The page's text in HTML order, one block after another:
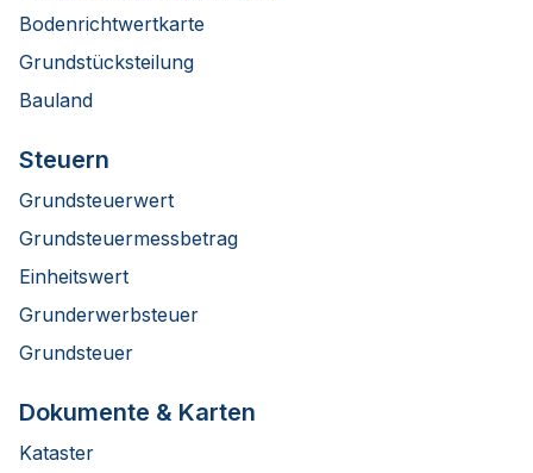
Bodenrichtwertkarte
Grundstücksteilung
Bauland
Steuern
Grundsteuerwert
Grundsteuermessbetrag
Einheitswert
Grunderwerbsteuer
Grundsteuer
Dokumente & Karten
Kataster